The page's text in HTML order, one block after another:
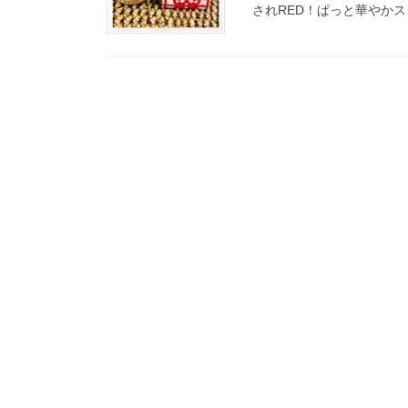
されRED！ぱっと華やか